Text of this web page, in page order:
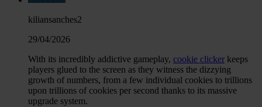
kiliansanches2
29/04/2026
With its incredibly addictive gameplay, cookie clicker keeps
players glued to the screen as they witness the dizzying
growth of numbers, from a few individual cookies to trillions
upon trillions of cookies per second thanks to its massive
upgrade system.